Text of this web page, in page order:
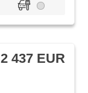
2 437 EUR